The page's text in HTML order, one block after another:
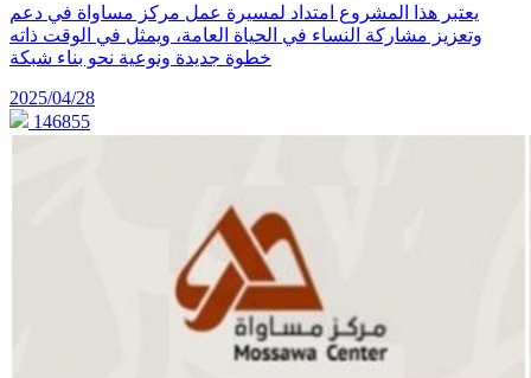
يعتبر هذا المشروع امتداد لمسيرة عمل مركز مساواة في دعم
وتعزيز مشاركة النساء في الحياة العامة، ويمثل في الوقت ذاته
خطوة جديدة ونوعية نحو بناء شبكة
2025/04/28
146855